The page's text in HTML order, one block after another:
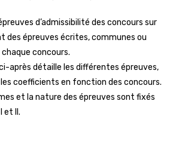
d’admissibilité des concours sur
des épreuves écrites, communes ou
concours.
après détaille les différentes épreuves,
coefficients en fonction des concours.
et la nature des épreuves sont fixés
et II.